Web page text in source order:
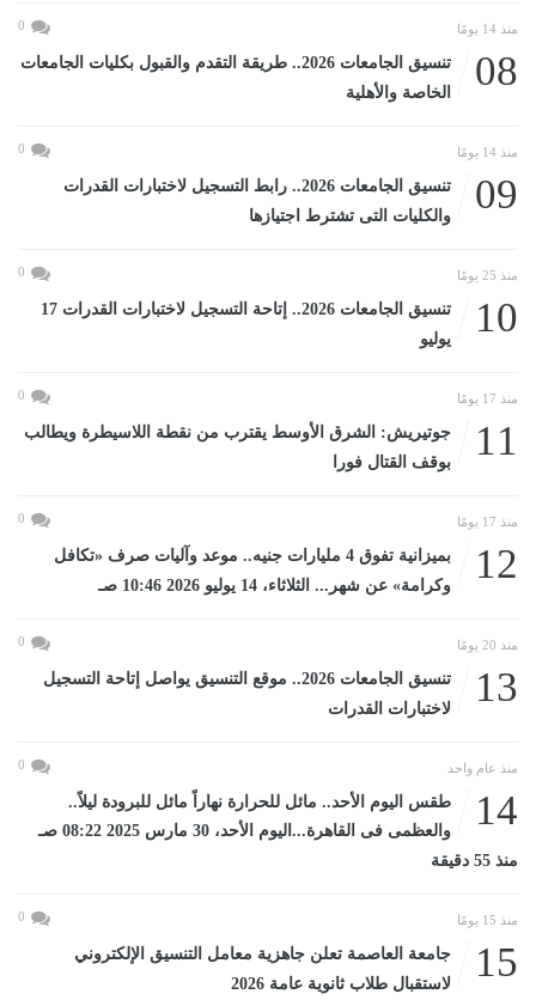
منذ 14 يومًا 0
08
تنسيق الجامعات 2026.. طريقة التقدم والقبول بكليات الجامعات
الخاصة والأهلية
منذ 14 يومًا 0
09
تنسيق الجامعات 2026.. رابط التسجيل لاختبارات القدرات
والكليات التى تشترط اجتيازها
منذ 25 يومًا 0
10
تنسيق الجامعات 2026.. إتاحة التسجيل لاختبارات القدرات 17
يوليو
منذ 17 يومًا 0
11
جوتيريش: الشرق الأوسط يقترب من نقطة اللاسيطرة ويطالب
بوقف القتال فورا
منذ 17 يومًا 0
12
بميزانية تفوق 4 مليارات جنيه.. موعد وآليات صرف «تكافل
وكرامة» عن شهر... الثلاثاء، 14 يوليو 2026 10:46 صـ
منذ 20 يومًا 0
13
تنسيق الجامعات 2026.. موقع التنسيق يواصل إتاحة التسجيل
لاختبارات القدرات
منذ عام واحد 0
14
طقس اليوم الأحد.. مائل للحرارة نهاراً مائل للبرودة ليلاً..
والعظمى فى القاهرة...اليوم الأحد، 30 مارس 2025 08:22 صـ
منذ 55 دقيقة
منذ 15 يومًا 0
15
جامعة العاصمة تعلن جاهزية معامل التنسيق الإلكتروني
لاستقبال طلاب ثانوية عامة 2026